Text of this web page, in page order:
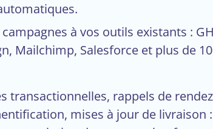
à vos outils existants :
Mailchimp, Salesforce et plus de
transactionnelles, rappels de
mises à jour de livraison :